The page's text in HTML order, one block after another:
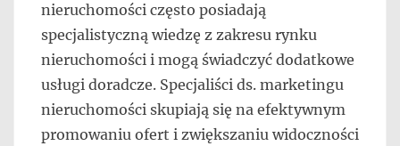
nieruchomości często posiadają
specjalistyczną wiedzę z zakresu rynku
nieruchomości i mogą świadczyć dodatkowe
usługi doradcze. Specjaliści ds. marketingu
nieruchomości skupiają się na efektywnym
promowaniu ofert i zwiększaniu widoczności